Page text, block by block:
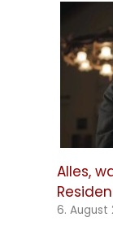
Alles,
6. August